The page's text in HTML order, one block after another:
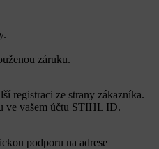
záruku.
registraci ze strany zákazníka.
ve vašem účtu STIHL ID.
podporu na adrese